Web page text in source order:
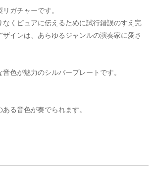
ガチャーです。
なくピュアに伝えるために試行錯誤のすえ完
ザインは、あらゆるジャンルの演奏家に愛さ
色が魅力のシルバープレートです。
る音色が奏でられます。